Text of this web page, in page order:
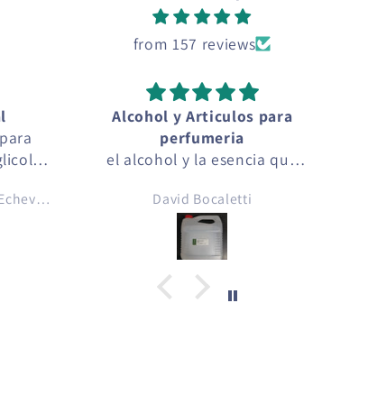
from 157 reviews
y
..Pedro Armando De Leon Echeverria
Alcohol y Articulos para
perfumeria
el alcohol y la esencia que
calidad, funcionando
perfectamente, el alcohol se
compara con alcoholes de
encuentran en el mercado
David Bocaletti